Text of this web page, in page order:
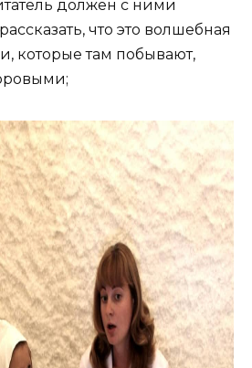
должен с ними
что это волшебная
которые там побывают,